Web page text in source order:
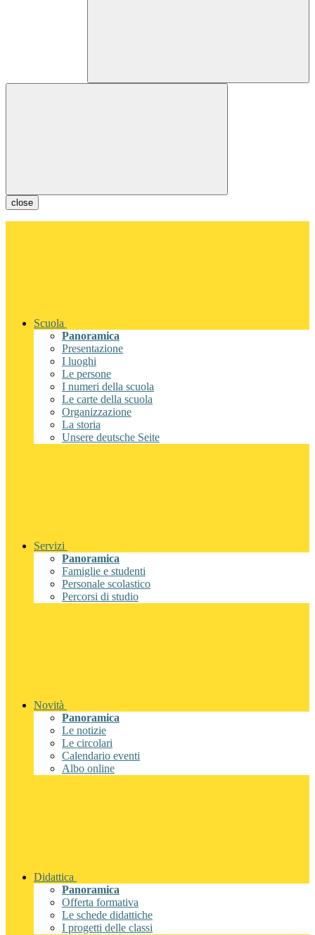
close
Scuola
Panoramica
Presentazione
I luoghi
Le persone
I numeri della scuola
Le carte della scuola
Organizzazione
La storia
Unsere deutsche Seite
Servizi
Panoramica
Famiglie e studenti
Personale scolastico
Percorsi di studio
Novità
Panoramica
Le notizie
Le circolari
Calendario eventi
Albo online
Didattica
Panoramica
Offerta formativa
Le schede didattiche
I progetti delle classi